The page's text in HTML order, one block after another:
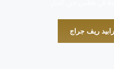
ريف جراج